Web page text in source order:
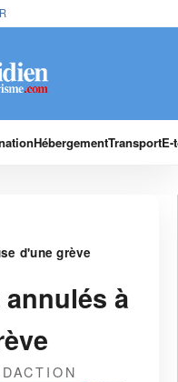
HébergementTransport
d'une grève
à